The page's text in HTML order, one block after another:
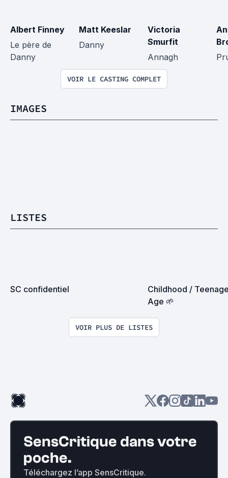
Albert Finney
Le père de
Danny
Matt Keeslar
Danny
Victoria
Smurfit
Annagh
VOIR LE CASTING COMPLET
IMAGES
LISTES
SC confidentiel
Childhood /
Age 🌱
VOIR PLUS DE LISTES
SensCritique dans votre
poche.
Téléchargez l’app SensCritique.